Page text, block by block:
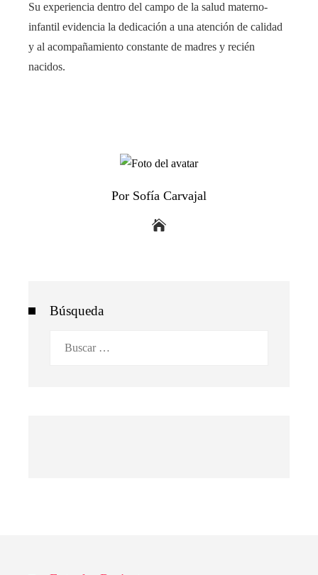
Su experiencia dentro del campo de la salud materno-
infantil evidencia la dedicación a una atención de calidad
y al acompañamiento constante de madres y recién
nacidos.
Por Sofía Carvajal
Búsqueda